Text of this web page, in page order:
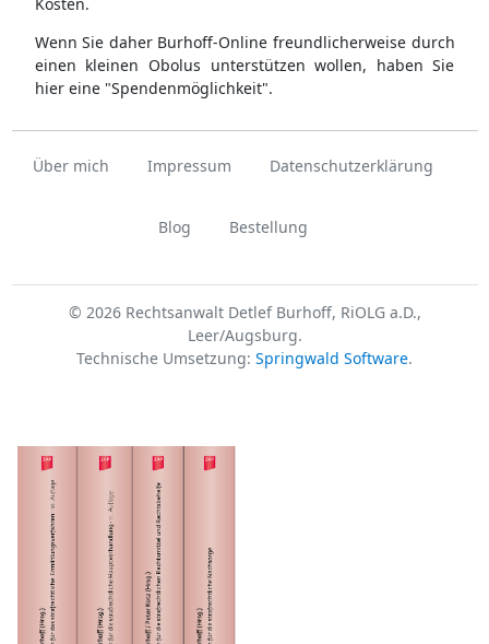
Wenn Sie daher Burhoff-Online freundlicherweise durch
einen kleinen Obolus unterstützen wollen, haben Sie
hier eine "Spendenmöglichkeit".
Über mich Impressum Datenschutzerklärung
Blog Bestellung
© 2026 Rechtsanwalt Detlef Burhoff, RiOLG a.D.,
Leer/Augsburg.
Technische Umsetzung: Springwald Software.